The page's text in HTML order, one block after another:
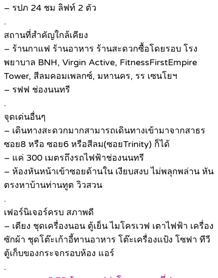
– รปภ 24 ชม ลิฟท์ 2 ตัว
.
สถานที่สำคัญใกล้เคียง
– ร้านกาแฟ ร้านอาหาร ร้านสะดวกซื้อโดยรอบ โรง
พยาบาล BNH, Virgin Active, FitnessFirstEmpire
Tower, สีลมคอมเพลกซ์, มหานคร, รร เซนโยฯ
– รฟฟ ช่องนนทรี
.
จุดเด่นอื่นๆ
– เดินทางสะดวกมากสามารถเดินทางเข้ามาจากสาธร
ซอย8 หรือ ซอย6 หรือสีลม(ซอยTrinity) ก็ได้
– แค่ 300 เมตรถึงรถไฟฟ้าช่องนนทรี
– ห้องหันหน้าเข้าซอยด้านใน เงียบสงบ ไม่พลุกพล่าน หัน
ตรงหาบ้านท่านทูต วิวสวน
.
เฟอร์นิเจอร์ครบ สภาพดี
– เตียง ชุดเครื่องนอน ตู้เย็น ไมโครเวฟ เตาไฟฟ้า เครื่อง
ซักผ้า ชุดโต๊ะเก้าอี้ทานอาหาร โต๊ะเครื่องแป้ง โซฟา ทีวี
ตู้เก็บของกระจกรอบห้อง แอร์
.